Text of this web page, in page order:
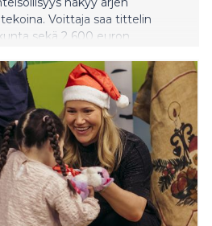
Voittaja saa tittelin
sekä 2 600 euron
järjestetään nyt toista
suomalainen auttamisen
hetkellä kilpailua johtaa
Luumäki ja kolmantena